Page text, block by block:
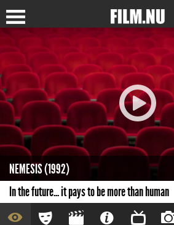
NEMESIS (1992)
In the future... it pays to be more than human